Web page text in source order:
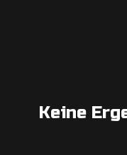
Keine